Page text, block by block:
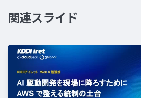
関連スライド